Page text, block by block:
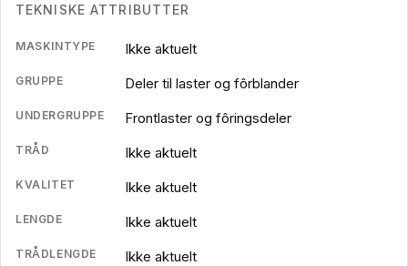
TEKNISKE ATTRIBUTTER
MASKINTYPE Ikke aktuelt
GRUPPE Deler til laster og fôrblander
UNDERGRUPPE Frontlaster og fôringsdeler
TRÅD Ikke aktuelt
KVALITET Ikke aktuelt
LENGDE Ikke aktuelt
TRÅDLENGDE Ikke aktuelt